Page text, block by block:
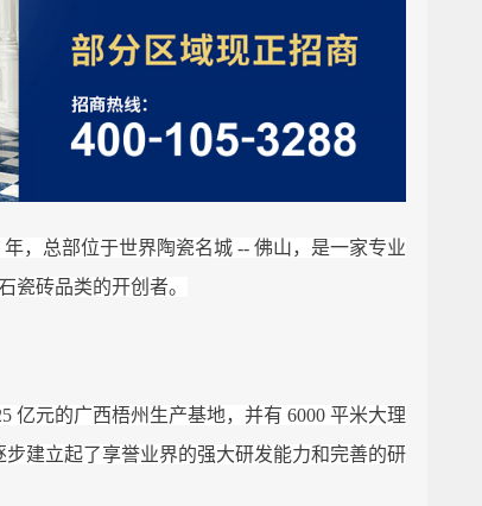
，总部位于世界陶瓷名城 -- 佛山，是一家专业
瓷砖品类的开创者。
亿元的广西梧州生产基地，并有 6000 平米大理
建立起了享誉业界的强大研发能力和完善的研